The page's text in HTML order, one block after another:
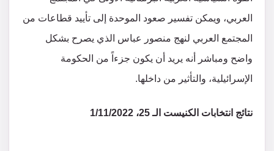
العربي، ويمكن تفسير صعود الموحدة إلى تأييد قطاعات من
المجتمع العربي لنهج منصور عباس الذي يصرح بشكل
واضح ومباشر أنه يريد أن يكون جزءاً من الحكومة
الإسرائيلية، والتأثير من داخلها.
نتائج انتخابات الكنيست الـ 25، 1/11/2022